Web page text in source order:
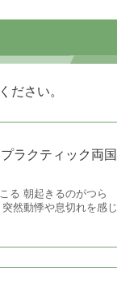
さい。
ラクティック両国
る 朝起きるのがつら
然動悸や息切れを感じ